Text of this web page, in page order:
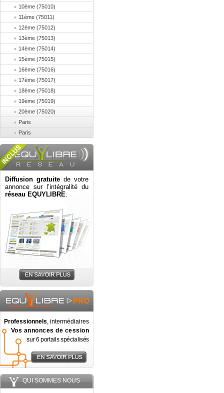
10ème (75010)
11ème (75011)
12ème (75012)
13ème (75013)
14ème (75014)
15ème (75015)
16ème (75016)
17ème (75017)
18ème (75018)
19ème (75019)
20ème (75020)
Paris
Paris
Diffusion gratuite de votre
annonce sur l’intégralité du
réseau EQUYLIBRE.
Professionnels, intermédiaires
Vos annonces de cession
sur 6 portails spécialisés
QUI SOMMES NOUS